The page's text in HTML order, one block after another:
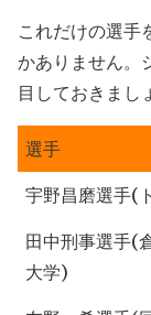
これだけの選手
かありません。
目しておきまし
選手
宇野昌磨選手(
田中刑事選手(
大学)